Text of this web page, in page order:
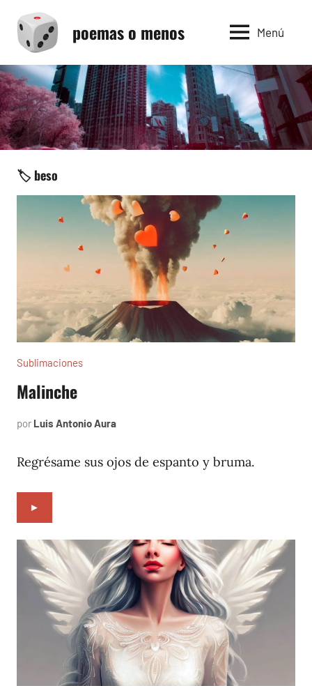
contenido
poemas o menos Menú
🏷️ beso
Sublimaciones
Malinche
por Luis Antonio Aura
2022
Regrésame sus ojos de espanto y bruma.
►